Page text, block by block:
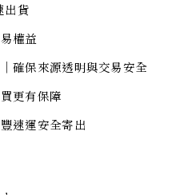
出貨
權益
確保來源透明與交易安全
更有保障
速運安全寄出